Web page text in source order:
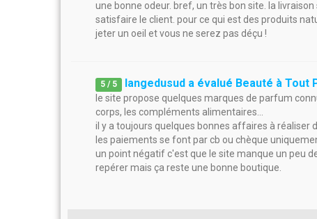
une bonne odeur. bref, un très bon site. la
satisfaire le client. pour ce qui est des produits
jeter un oeil et vous ne serez pas déçu !
5 / 5 langedusud a évalué Beauté à Tout
le site propose quelques marques de parfum
corps, les compléments alimentaires...
il y a toujours quelques bonnes affaires à réaliser
les paiements se font par cb ou chèque
un point négatif c'est que le site manque un peu
repérer mais ça reste une bonne boutique.